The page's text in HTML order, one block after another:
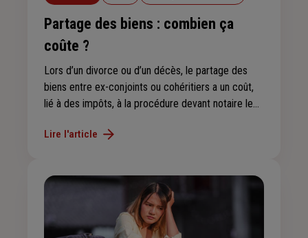
Partage des biens : combien ça
coûte ?
Lors d’un divorce ou d’un décès, le partage des
biens entre ex-conjoints ou cohéritiers a un coût,
lié à des impôts, à la procédure devant notaire le
aide à y voir plus clair.
Lire l'article